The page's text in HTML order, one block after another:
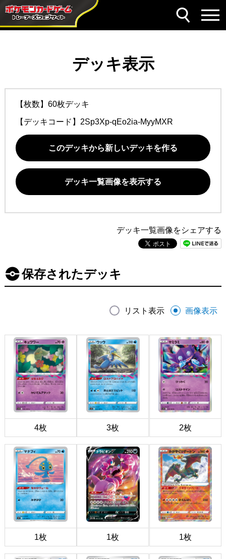
デッキ表示
【枚数】60枚デッキ
【デッキコード】 2Sp3Xp-qEo2ia-MyyMXR
このデッキから新しいデッキを作る
デッキ一覧画像を表示する
デッキ一覧画像をシェアする
保存されたデッキ
リスト表示 画像表示
4枚 3枚 2枚
1枚 1枚 1枚